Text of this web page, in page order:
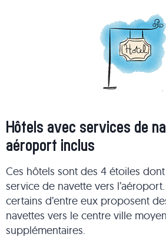
Hôtels avec services de
aéroport inclus
Ces hôtels sont des 4 étoiles
service de navette vers
certains d’entre eux proposent
navettes vers le centre ville
supplémentaires.